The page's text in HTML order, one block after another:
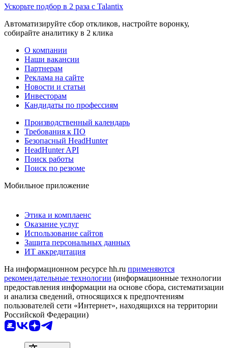
Ускорьте подбор в 2 раза с Talantix
Автоматизируйте сбор откликов, настройте воронку,
собирайте аналитику в 2 клика
О компании
Наши вакансии
Партнерам
Реклама на сайте
Новости и статьи
Инвесторам
Кандидаты по профессиям
Производственный календарь
Требования к ПО
Безопасный HeadHunter
HeadHunter API
Поиск работы
Поиск по резюме
Мобильное приложение
Этика и комплаенс
Оказание услуг
Использование сайтов
Защита персональных данных
ИТ аккредитация
На информационном ресурсе hh.ru применяются
рекомендательные технологии (информационные технологии
предоставления информации на основе сбора, систематизации
и анализа сведений, относящихся к предпочтениям
пользователей сети «Интернет», находящихся на территории
Российской Федерации)